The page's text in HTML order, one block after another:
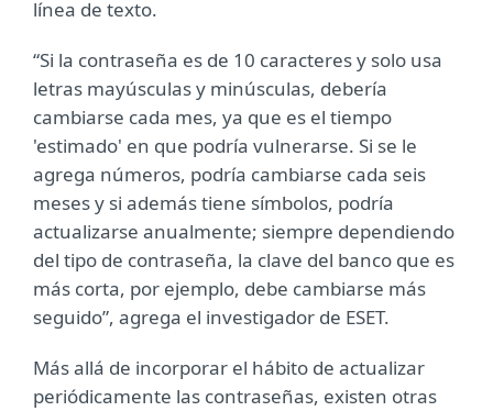
línea de texto.
“Si la contraseña es de 10 caracteres y solo usa
letras mayúsculas y minúsculas, debería
cambiarse cada mes, ya que es el tiempo
'estimado' en que podría vulnerarse. Si se le
agrega números, podría cambiarse cada seis
meses y si además tiene símbolos, podría
actualizarse anualmente; siempre dependiendo
del tipo de contraseña, la clave del banco que es
más corta, por ejemplo, debe cambiarse más
seguido”, agrega el investigador de ESET.
Más allá de incorporar el hábito de actualizar
periódicamente las contraseñas, existen otras